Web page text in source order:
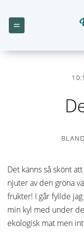
Det känns så skönt
njuter av den gröna
frukter! I går fyllde
min kyl med under
ekologisk mat men